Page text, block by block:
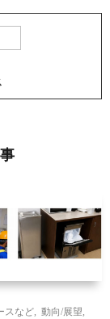
スなど
動向/展望